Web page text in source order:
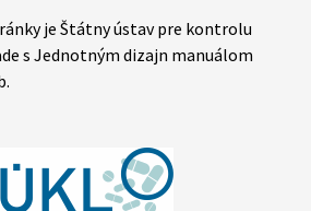
je Štátny ústav pre kontrolu
s Jednotným dizajn manuálom